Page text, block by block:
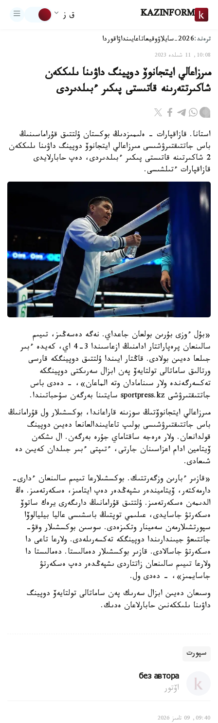
KAZINFORM ق ز
ترەند:2026-سايلاۋ وقيعاتاعايىنداۋاقوردا
10:08, 11 شىلدە 2023
مىرزاعالي ايتجانوۆ دوپينگ داۋىنا ىلىككەن
شاكىرتتەرىنە قاتىستى پىكىر ءبىلدىردى
استانا. قازاقپارات - ەلىمىزدىڭ بوكستان ۇلتتىق قۇراماسىنىڭ
باس جاتتىقتىرۋشىسى مىرزاعالي ايتجانوۆ دوپينگ داۋىنا ىلىككەن
2 شاكىرتىنە قاتىستى پىكىر ءبىلدىردى، دەپ حابارلايدى
قازاقپارات ءتىلشىسى.
«بۇل ءوزى بۇرىن بولعان جاعداي. نەگە دەسەڭىز، تىيىم
سالىنعان پرەپاراتتار ادامنىڭ ازعاسىندا 3-4 اي، كەيدە ءبىر
جىلعا دەيىن بولادى. قاڭتار ايىندا ۇلتتىق دوپينگكە قارسى
ورتالىق ساماتالى تولتايەۆ پەن ابزال سەرىكتى دوپينگكە
تەكسەرگەندە ولار سىنامادان وتە الماعان»، - دەدى باس
جاتتىقتىرۋشى sportpress.kz سايتىنا بەرگەن سۇحباتىندا.
مىرزاعالي ايتجانوۆتىڭ سوزىنە قاراعاندا، بوكسشىلار ول قۇرامانىڭ
باس جاتتىقتىرۋشىسى بولىپ تاعايىندالعانعا دەيىن دوپينگ
قولدانعان. ولار ەرەجە ساقتاماي جۇرە بەرگەن. ال ىشكەن
ۆيتامين ادام اعزاسىنان جارتى، ءتىپتى ءبىر جىلدان كەيىن دە
شىعادى.
«قازىر ءبارىن وزگەرتتىك. بوكسشىلارعا تىيىم سالىنعان ءدارى-
دارمەكتەر، ۆيتاميندەر ىشپەڭدەر دەپ ايتامىز، ەسكەرتەمىز. ەڭ
الدىمەن ەسكەرتەمىز. ۇلتتىق قۇرامانىڭ دارىگەرى يرەك ساتوۆ
ەسكەرتۋ جاسايدى، عىلىمي توپتىڭ باسشىسى عاليا بيليالوۆا
سپورتشىلارمەن سەمينار وتكىزەدى. سوسىن بوكسشىلار وقۋ-
جاتتىعۋ جيىندارىندا دوپينگكە تەكسەرىلەدى. ولارعا تاعى دا
ەسكەرتۋ جاسالادى. قازىر بوكسشىلار دەمالىستا. دەمالىستا دا
ولارعا تىيىم سالىنعان زاتتاردى ىشپەڭدەر دەپ ەسكەرتۋ
جاسايمىز»، - دەدى ول.
وسىعان دەيىن ابزال سەرىك پەن ساماتالى تولتايەۆ دوپينگ
داۋىنا ىلىككەنىن حابارلاعان ەدىك.
سپورت
без автора
اۆتور
09:40, 09 تامىز 2026